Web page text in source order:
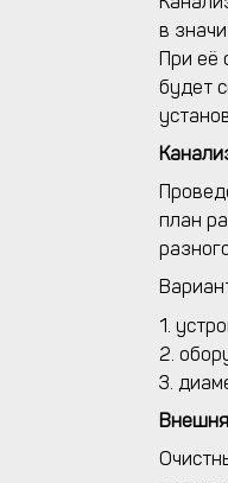
в
При её
будет
план
1.
2.
3.